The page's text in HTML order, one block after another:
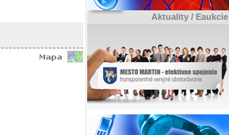
Aktuality / Eaukcie